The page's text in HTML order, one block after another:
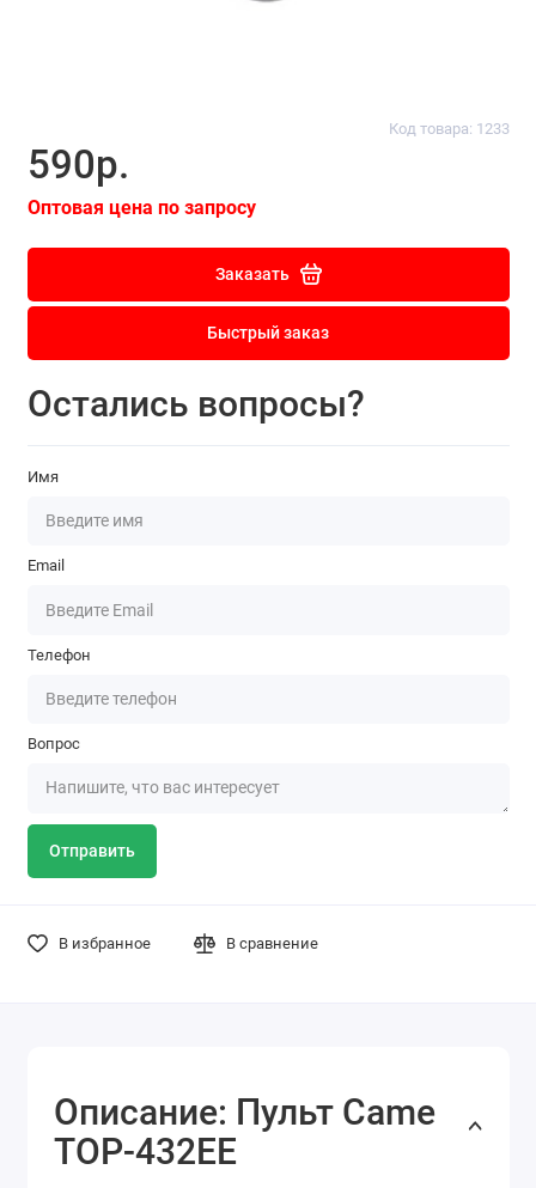
Код товара: 1233
590р.
Оптовая цена по запросу
Заказать
Быстрый заказ
Остались вопросы?
Имя
Email
Телефон
Вопрос
Отправить
В избранное В сравнение
Описание: Пульт Came
ТОР-432ЕЕ